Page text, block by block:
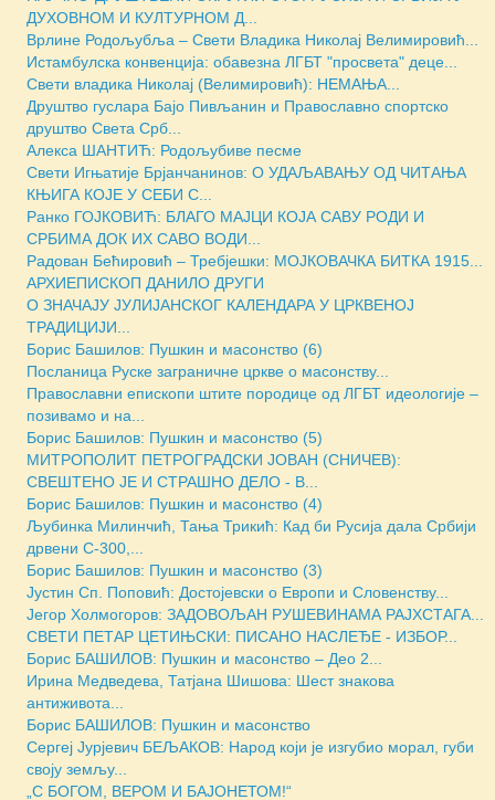
ДУХОВНОМ И КУЛТУРНОМ Д...
Врлине Родољубља – Свети Владика Николај Велимировић...
Истамбулска конвенција: обавезна ЛГБТ "просвета" деце...
Свети владика Николај (Велимировић): НЕМАЊА...
Друштво гуслара Бајо Пивљанин и Православно спортско
друштво Света Срб...
Алекса ШАНТИЋ: Родољубиве песме
Свети Игњатиjе Брјанчанинов: О УДАЉАВАЊУ ОД ЧИТАЊА
КЊИГА КОЈЕ У СЕБИ С...
Ранко ГОЈКОВИЋ: БЛАГО МАЈЦИ КОЈА САВУ РОДИ И
СРБИМА ДОК ИХ САВО ВОДИ...
Радован Бећировић – Требјешки: МОЈКОВАЧКА БИТКА 1915...
АРХИЕПИСКОП ДАНИЛО ДРУГИ
О ЗНАЧАЈУ ЈУЛИЈАНСКОГ КАЛЕНДАРА У ЦРКВЕНОЈ
ТРАДИЦИЈИ...
Борис Башилов: Пушкин и масонство (6)
Посланица Руске заграничне цркве о масонству...
Православни епископи штите породице од ЛГБТ идеологије –
позивамо и на...
Борис Башилов: Пушкин и масонство (5)
МИТРОПОЛИТ ПЕТРОГРАДСКИ ЈОВАН (СНИЧЕВ):
СВЕШТЕНО ЈЕ И СТРАШНО ДЕЛО - В...
Борис Башилов: Пушкин и масонство (4)
Љубинка Милинчић, Тања Трикић: Кад би Русија дала Србији
дрвени С-300,...
Борис Башилов: Пушкин и масонство (3)
Јустин Сп. Поповић: Достојевски о Европи и Словенству...
Јегор Холмогоров: ЗАДОВОЉАН РУШЕВИНАМА РАЈХСТАГА...
СВЕТИ ПЕТАР ЦЕТИЊСКИ: ПИСАНО НАСЛЕЂЕ - ИЗБОР...
Борис БАШИЛОВ: Пушкин и масонство – Део 2...
Ирина Медведева, Татјана Шишова: Шест знакова
антиживота...
Борис БАШИЛОВ: Пушкин и масонство
Сергеј Јурјевич БЕЉАКОВ: Народ који је изгубио морал, губи
своју земљу...
„С БОГОМ, ВЕРОМ И БАЈОНЕТОМ!“